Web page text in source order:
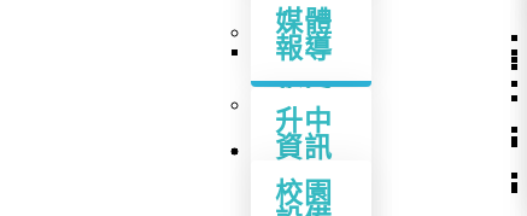
媒體
報導
升中
升中
資訊
升中
校園
生活
校園
校歌
學校